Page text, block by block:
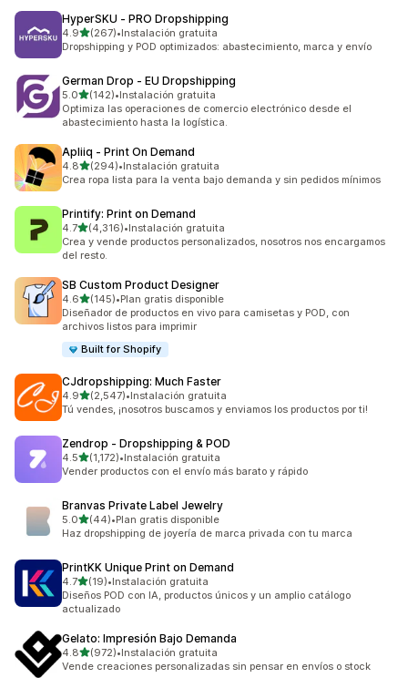
HyperSKU ‑ PRO Dropshipping
4.9de 5 estrellas
(267)
267 reseñas en total
•Instalación gratuita
Dropshipping y POD optimizados: abastecimiento, marca y envío
German Drop ‑ EU Dropshipping
5.0de 5 estrellas
(142)
142 reseñas en total
•Instalación gratuita
Optimiza las operaciones de comercio electrónico desde el
abastecimiento hasta la logística.
Apliiq ‑ Print On Demand
4.8de 5 estrellas
(294)
294 reseñas en total
•Instalación gratuita
Crea ropa lista para la venta bajo demanda y sin pedidos mínimos
Printify: Print on Demand
4.7de 5 estrellas
(4,316)
4316 reseñas en total
•Instalación gratuita
Crea y vende productos personalizados, nosotros nos encargamos
del resto.
SB Custom Product Designer
4.6de 5 estrellas
(145)
145 reseñas en total
•Plan gratis disponible
Diseñador de productos en vivo para camisetas y POD, con
archivos listos para imprimir
Built for Shopify
CJdropshipping: Much Faster
4.9de 5 estrellas
(2,547)
2547 reseñas en total
•Instalación gratuita
Tú vendes, ¡nosotros buscamos y enviamos los productos por ti!
Zendrop ‑ Dropshipping & POD
4.5de 5 estrellas
(1,172)
1172 reseñas en total
•Instalación gratuita
Vender productos con el envío más barato y rápido
Branvas Private Label Jewelry
5.0de 5 estrellas
(44)
44 reseñas en total
•Plan gratis disponible
Haz dropshipping de joyería de marca privada con tu marca
PrintKK Unique Print on Demand
4.7de 5 estrellas
(19)
19 reseñas en total
•Instalación gratuita
Diseños POD con IA, productos únicos y un amplio catálogo
actualizado
Gelato: Impresión Bajo Demanda
4.8de 5 estrellas
(972)
972 reseñas en total
•Instalación gratuita
Vende creaciones personalizadas sin pensar en envíos o stock